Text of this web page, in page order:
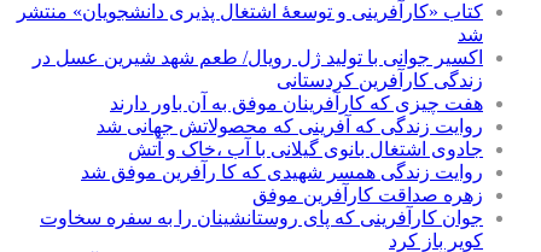
کتاب «کارآفرینی و توسعۀ اشتغال پذیری دانشجویان» منتشر
شد
اکسیر جوانی با تولید ژل رویال/ طعم شهد شیرین عسل‌ در
زندگی کارآفرین کردستانی
هفت چیزی که کارآفرینان موفق به آن باور دارند
روایت زندگی که آفرینی که محصولاتش جهانی شد
جادوی اشتغال بانوی گیلانی با آب ،خاک و آتش
روایت زندگی همسر شهیدی که کا رآفرین موفق شد
زهره صداقت کارآفرین موفق
جوان کارآفرینی که پای روستانشینان را به سفره سخاوت
کویر باز کرد